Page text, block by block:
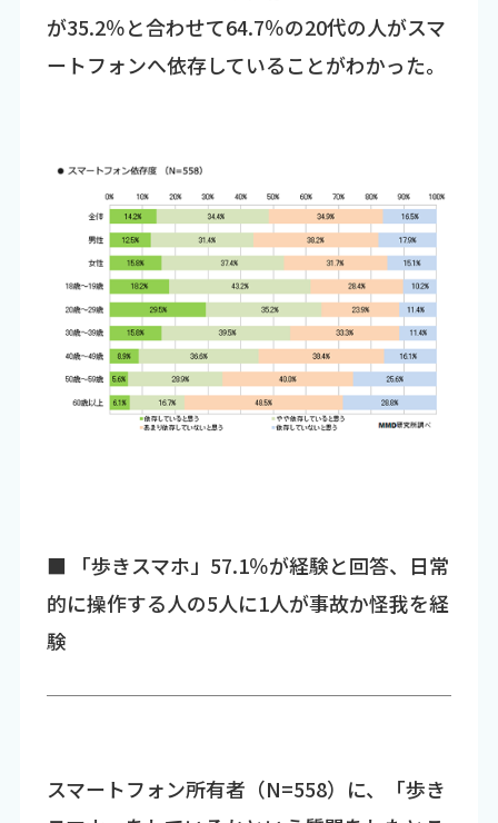
が35.2％と合わせて64.7％の20代の人がスマ
ートフォンへ依存していることがわかった。
■ 「歩きスマホ」57.1％が経験と回答、日常
的に操作する人の5人に1人が事故か怪我を経
験
スマートフォン所有者（N=558）に、「歩き